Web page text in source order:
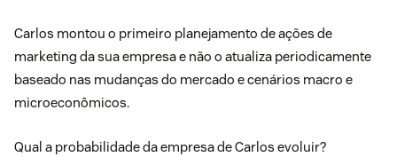
Carlos montou o primeiro planejamento de ações de
marketing da sua empresa e não o atualiza periodicamente
baseado nas mudanças do mercado e cenários macro e
microeconômicos.
Qual a probabilidade da empresa de Carlos evoluir?